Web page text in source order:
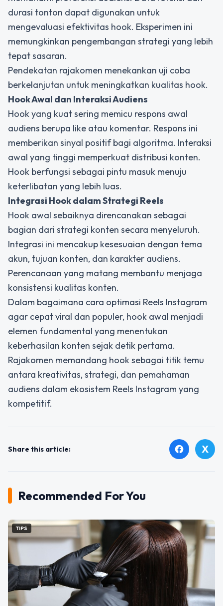
durasi tonton dapat digunakan untuk
mengevaluasi efektivitas hook. Eksperimen ini
memungkinkan pengembangan strategi yang lebih
tepat sasaran.
Pendekatan rajakomen menekankan uji coba
berkelanjutan untuk meningkatkan kualitas hook.
Hook Awal dan Interaksi Audiens
Hook yang kuat sering memicu respons awal
audiens berupa like atau komentar. Respons ini
memberikan sinyal positif bagi algoritma. Interaksi
awal yang tinggi memperkuat distribusi konten.
Hook berfungsi sebagai pintu masuk menuju
keterlibatan yang lebih luas.
Integrasi Hook dalam Strategi Reels
Hook awal sebaiknya direncanakan sebagai
bagian dari strategi konten secara menyeluruh.
Integrasi ini mencakup kesesuaian dengan tema
akun, tujuan konten, dan karakter audiens.
Perencanaan yang matang membantu menjaga
konsistensi kualitas konten.
Dalam bagaimana cara optimasi Reels Instagram
agar cepat viral dan populer, hook awal menjadi
elemen fundamental yang menentukan
keberhasilan konten sejak detik pertama.
Rajakomen memandang hook sebagai titik temu
antara kreativitas, strategi, dan pemahaman
audiens dalam ekosistem Reels Instagram yang
kompetitif.
Share this article: facebook X
Recommended For You
TIPS